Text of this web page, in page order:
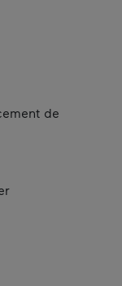
de
s'ouvrira